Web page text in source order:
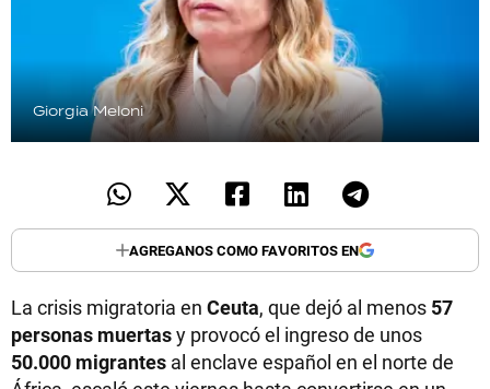
Giorgia Meloni
AGREGANOS COMO FAVORITOS EN
La crisis migratoria en Ceuta, que dejó al menos 57
personas muertasy provocó el ingreso de unos
50.000 migrantes al enclave español en el norte de